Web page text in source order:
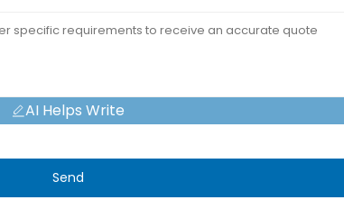
AI Helps Write
Send